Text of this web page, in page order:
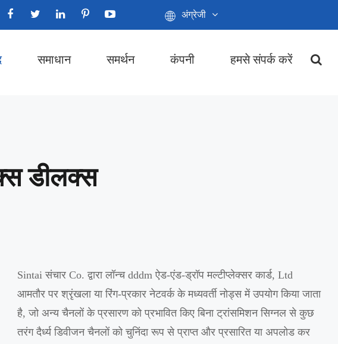
अंग्रेजी
समाधान समर्थन कंपनी हमसे संपर्क करें
डीलक्स
Sintai संचार Co. द्वारा लॉन्च dddm ऐड-एंड-ड्रॉप मल्टीप्लेक्सर कार्ड, Ltd
आमतौर पर श्रृंखला या रिंग-प्रकार नेटवर्क के मध्यवर्ती नोड्स में उपयोग किया जाता
है, जो अन्य चैनलों के प्रसारण को प्रभावित किए बिना ट्रांसमिशन सिग्नल से कुछ
तरंग दैर्ध्य डिवीजन चैनलों को चुनिंदा रूप से प्राप्त और प्रसारित या अपलोड कर